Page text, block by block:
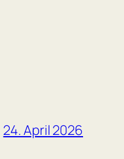
24. April 2026